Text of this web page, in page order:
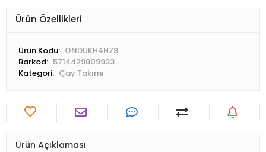
Ürün Özellikleri
Ürün Kodu: ONDUKH4H78
Barkod: 5714429809933
Kategori: Çay Takımı
Ürün Açıklaması